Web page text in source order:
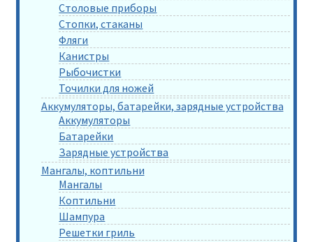
Столовые приборы
Стопки, стаканы
Фляги
Канистры
Рыбочистки
Точилки для ножей
Аккумуляторы, батарейки, зарядные устройства
Аккумуляторы
Батарейки
Зарядные устройства
Мангалы, коптильни
Мангалы
Коптильни
Шампура
Решетки гриль